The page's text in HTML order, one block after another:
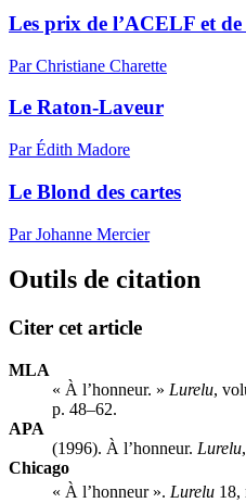
Les prix de l’ACELF et
Par Christiane Charette
Le Raton-Laveur
Par Édith Madore
Le Blond des cartes
Par Johanne Mercier
Outils de citation
Citer cet article
MLA
« À l’honneur. » Lurelu,
p. 48–62.
APA
(1996). À l’honneur. Lurelu,
Chicago
« À l’honneur ». Lurelu 18,